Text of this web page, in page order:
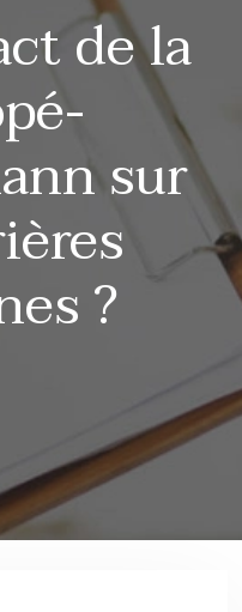
de la
sur
?